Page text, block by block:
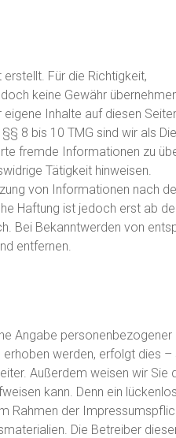
Für die Richtigkeit,
keine Gewähr
Inhalte auf diesen
8 bis 10 TMG sind wir als
fremde Informationen zu
Tätigkeit hinweisen.
von Informationen nach
Haftung ist jedoch erst ab
Bei Bekanntwerden von
entfernen.
Angabe
werden, erfolgt dies
Außerdem weisen wir
kann. Denn ein
Rahmen der
Die Betreiber